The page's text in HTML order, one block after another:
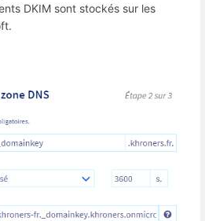
DKIM sont stockés sur les